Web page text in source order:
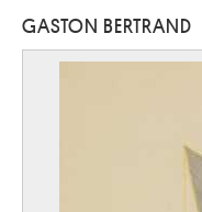
GASTON BERTRAND